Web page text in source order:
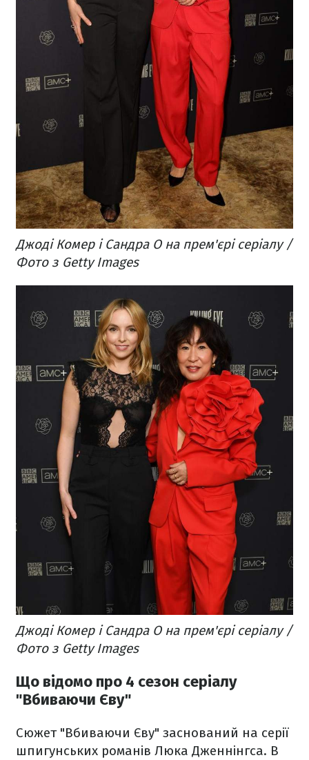
Джоді Комер і Сандра О на прем'єрі серіалу /
Фото з Getty Images
Джоді Комер і Сандра О на прем'єрі серіалу /
Фото з Getty Images
Що відомо про 4 сезон серіалу
"Вбиваючи Єву"
Сюжет "Вбиваючи Єву" заснований на серії
шпигунських романів Люка Дженнінгса. В